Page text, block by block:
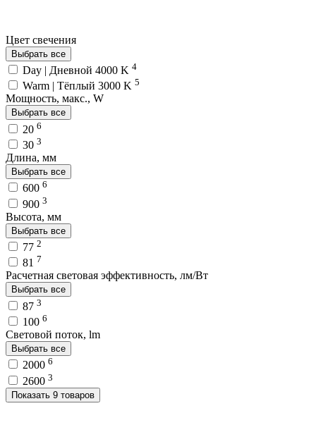
Цвет свечения
Выбрать все
Day | Дневной 4000 K 4
Warm | Тёплый 3000 K 5
Мощность, макс., W
Выбрать все
20 6
30 3
Длина, мм
Выбрать все
600 6
900 3
Высота, мм
Выбрать все
77 2
81 7
Расчетная световая эффективность, лм/Вт
Выбрать все
87 3
100 6
Световой поток, lm
Выбрать все
2000 6
2600 3
Показать 9 товаров